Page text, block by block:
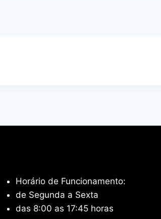
Horário de Funcionamento:
de Segunda a Sexta
das 8:00 as 17:45 horas